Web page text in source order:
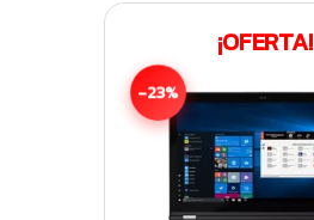
¡OFERTA!
-23%